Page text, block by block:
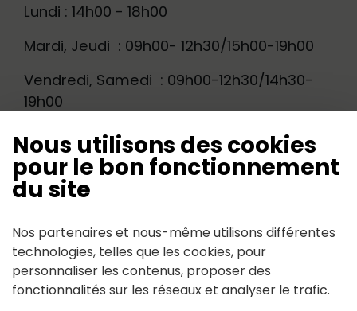
Nous utilisons des cookies
pour le bon fonctionnement
du site
Nos partenaires et nous-même utilisons différentes
technologies, telles que les cookies, pour
personnaliser les contenus, proposer des
fonctionnalités sur les réseaux et analyser le trafic.
Lundi : 14h00 - 18h00
Mardi, Jeudi : 09h00- 12h30/15h00-19h00
Vendredi, Samedi : 09h00-12h30/14h30-
19h00
Dimanche : 09h00-12h30
Fermé le mercredi.
Contact